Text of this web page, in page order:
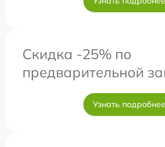
Скидка -25% по
предварительной
Узнать подробнее